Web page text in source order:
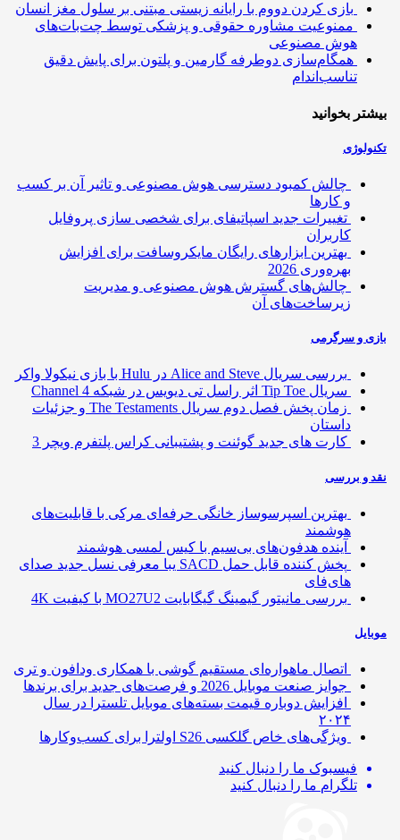
بازی کردن دووم با رایانه زیستی مبتنی بر سلول مغز انسان
ممنوعیت مشاوره حقوقی و پزشکی توسط چت‌بات‌های
هوش مصنوعی
همگام‌سازی دوطرفه گارمین و پلتون برای پایش دقیق
تناسب‌اندام
بخوانید
چالش کمبود دسترسی هوش مصنوعی و تاثیر آن بر کسب
و کارها
تغییرات جدید اسپاتیفای برای شخصی سازی پروفایل
کاربران
بهترین ابزارهای رایگان مایکروسافت برای افزایش
بهره‌وری 2026
چالش‌های گسترش هوش مصنوعی و مدیریت
زیرساخت‌های آن
و سرگرمی
بررسی سریال Alice and Steve در Hulu با بازی نیکولا واکر
سریال Tip Toe اثر راسل تی دیویس در شبکه Channel 4
زمان پخش فصل دوم سریال The Testaments و جزئیات
داستان
کارت های جدید گوئنت و پشتیبانی کراس پلتفرم ویچر 3
و بررسی
بهترین اسپرسوساز خانگی حرفه‌ای مرکی با قابلیت‌های
هوشمند
آینده هدفون‌های بی‌سیم با کیس لمسی هوشمند
پخش کننده قابل حمل SACD یبا معرفی نسل جدید صدای
های‌فای
بررسی مانیتور گیمینگ گیگابایت MO27U2 با کیفیت 4K
اتصال ماهواره‌ای مستقیم گوشی‌ با همکاری ودافون و تری
جوایز صنعت موبایل 2026 و فرصت‌های جدید برای برندها
افزایش دوباره قیمت بسته‌های موبایل تلسترا در سال
۲۰۲۴
ویژگی‌های خاص گلکسی S26 اولترا برای کسب‌وکارها
فیسبوک ما را دنبال کنید
تلگرام ما را دنبال کنید